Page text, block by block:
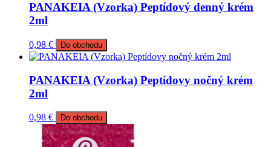
PANAKEIA (Vzorka) Peptídový denný krém
2ml
0,98 € Do obchodu
PANAKEIA (Vzorka) Peptídovy nočný krém
2ml
0,98 € Do obchodu